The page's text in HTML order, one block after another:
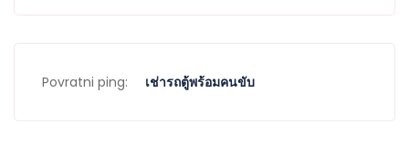
Povratni ping: เช่ารถตู้พร้อมคนขับ